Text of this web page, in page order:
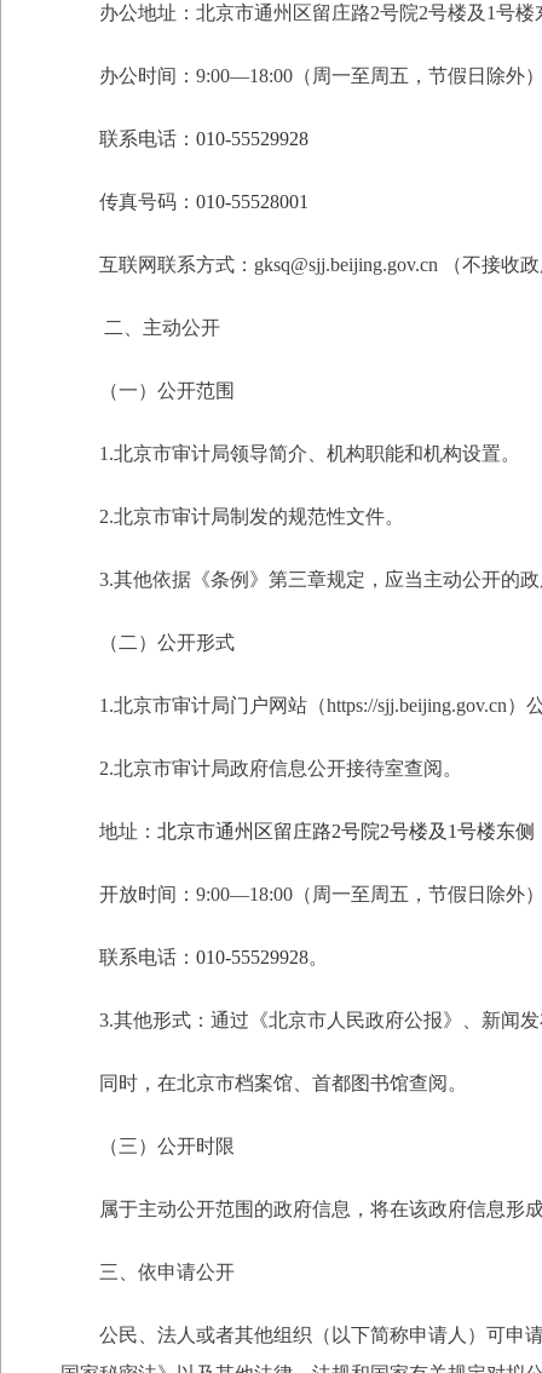
办公地址： 北京市通州区留庄路2号院2号楼及1号楼
办公时间： 9:00—18:00（周一至周五，节假日除外
联系电话： 010-55529928
传真号码： 010-55528001
互联网联系方式：gksq@sjj.beijing.gov.cn （不接收
二、主动公开
（一）公开范围
1.北京市审计局领导简介、机构职能和机构设置。
2.北京市审计局制发的规范性文件。
3.其他依据《条例》第三章规定，应当主动公开的
（二）公开形式
1.北京市审计局门户网站（https://sjj.beijing.gov.cn
2.北京市审计局政府信息公开接待室查阅。
地址： 北京市通州区留庄路2号院2号楼及1号楼东侧
开放时间： 9:00—18:00（周一至周五，节假日除外
联系电话： 010-55529928。
3.其他形式：通过《北京市人民政府公报》、新闻
同时，在北京市档案馆、首都图书馆查阅。
（三）公开时限
属于主动公开范围的政府信息，将在该政府信息形
三、依申请公开
公民、法人或者其他组织（以下简称申请人）可申